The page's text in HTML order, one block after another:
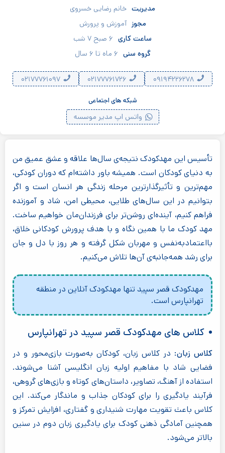
مدیریت خانم رضایی خسروی
مجوز آموزش و پرورش
ساعت کاری ۶ صبح ۷ شب
گروه سنی ۶ ماه تا ۶ سال
۰۲۱۷۷۷۶۱۷۲۶ ۰۲۱۷۷۷۶۱۰۹۷
شبکه های اجتماعی
واتس اپ مدیر موسسه
تأسیس این مهدکودک نتیجه‌ی سال‌ها علاقه‌ و عشق عمیق من
به دنیای کودکان است. همیشه باور داشته‌ام که دوران کودکی،
مهم‌ترین و تأثیرگذارترین مرحله زندگی هر انسان است و اگر
بتوانیم در این سال‌های طلایی، محیطی امن، شاد و آموزنده
فراهم کنیم، آینده‌ای روشن‌تر برای فرزندان‌مان خواهیم ساخت.
مهد کودک ما با همین نگاه و با هدف پرورش کودکانی خلاق،
بااعتمادبه‌نفس و مهربان شکل گرفته و هر روز با دل و جان
برای رشد همه‌جانبه‌ی آن‌ها تلاش می‌کنیم.
مهدکودک قصر سپید تنها مهدکودک آنلاین در منطقه
تهرانپارس است.
کلاس های مهدکودک قصر سپید در تهرانپارس
کلاس زبان: در کلاس زبان، کودکان به‌صورت بازی‌محور و در
فضایی شاد با مفاهیم اولیه زبان انگلیسی آشنا می‌شوند.
استفاده از آهنگ، تصاویر، داستان‌های کوتاه و بازی‌های گروهی،
فرآیند یادگیری را برای کودکان جذاب و ماندگار می‌کند. این
کلاس باعث تقویت مهارت شنیداری و گفتاری، افزایش تمرکز و
همچنین آمادگی ذهنی کودک برای یادگیری زبان دوم در سنین
بالاتر می‌شود.